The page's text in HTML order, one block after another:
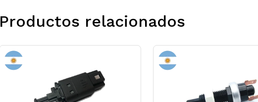
Productos relacionados